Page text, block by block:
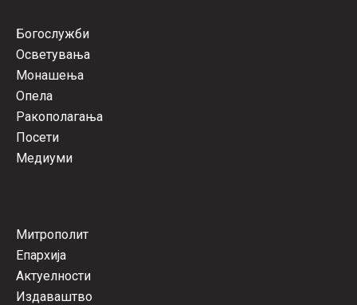
Богослужби
Осветувања
Монашења
Опела
Ракополагања
Посети
Медиуми
Митрополит
Епархија
Актуелности
Издаваштво